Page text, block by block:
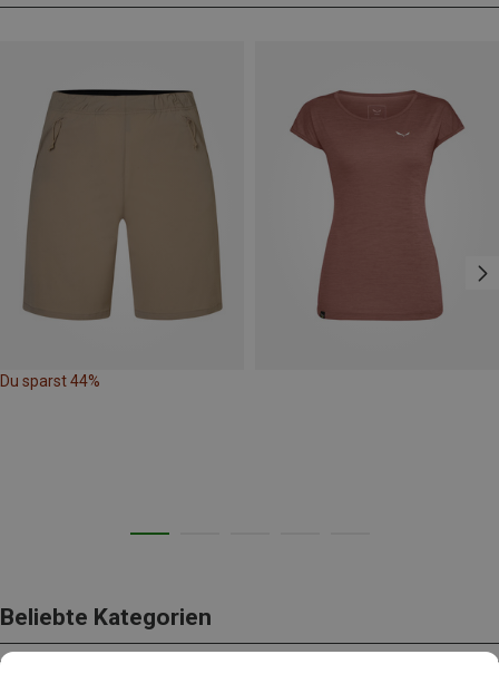
Du sparst 44%
Beliebte Kategorien